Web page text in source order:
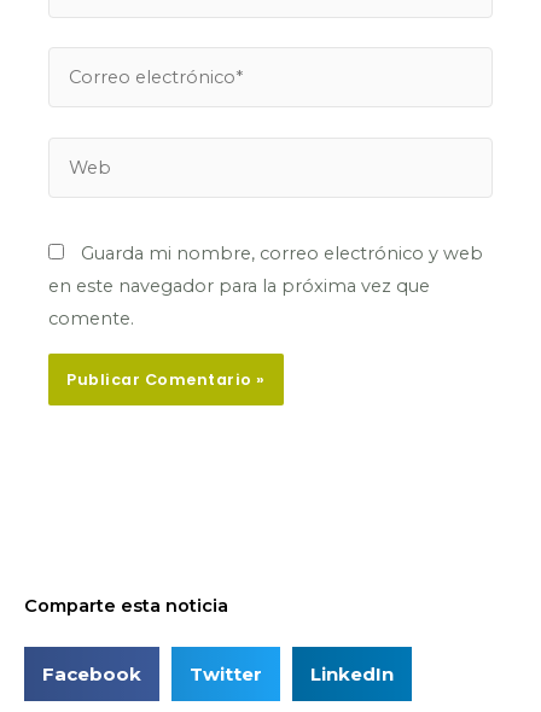
Guarda mi nombre, correo electrónico y web
en este navegador para la próxima vez que
comente.
Comparte esta noticia
Facebook Twitter LinkedIn